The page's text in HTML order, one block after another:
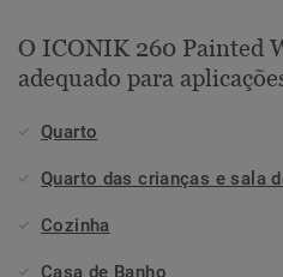
O ICONIK 260 Painted
adequado para
Quarto
Quarto das crianças e sala
Cozinha
Casa de Banho